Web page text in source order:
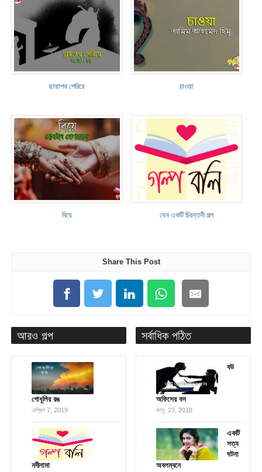
ছায়াপথ পেরিয়ে চাওয়া
বিয়ে যেন একটি চিরন্তনী গল্প
Share This Post
আরও গল্প
গোধূলির রঙ
এপ্রিল 7, 2019
নদীনামা
সর্বাধিক পঠিত
বউ
অফিসের বস
জানু. 23, 2018
একটি
সত্য
ঘটনা
অবলম্বনে